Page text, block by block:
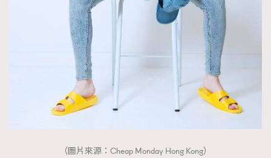
（圖片來源：Cheap Monday Hong Kong）